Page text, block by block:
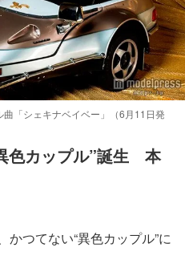
「シェキナベイベー」（6月11日発
色カップル”誕生　本
かつてない“異色カップル”に